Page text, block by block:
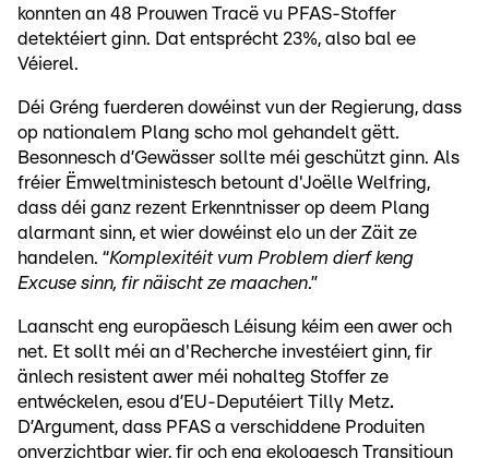
konnten an 48 Prouwen Tracë vu PFAS-Stoffer
detektéiert ginn. Dat entsprécht 23%, also bal ee
Véierel.
Déi Gréng fuerderen dowéinst vun der Regierung, dass
op nationalem Plang scho mol gehandelt gëtt.
Besonnesch d’Gewässer sollte méi geschützt ginn. Als
fréier Ëmweltministesch betount d'Joëlle Welfring,
dass déi ganz rezent Erkenntnisser op deem Plang
alarmant sinn, et wier dowéinst elo un der Zäit ze
handelen. “Komplexitéit vum Problem dierf keng
Excuse sinn, fir näischt ze maachen.”
Laanscht eng europäesch Léisung kéim een awer och
net. Et sollt méi an d'Recherche investéiert ginn, fir
änlech resistent awer méi nohalteg Stoffer ze
entwéckelen, esou d’EU-Deputéiert Tilly Metz.
D’Argument, dass PFAS a verschiddene Produiten
onverzichtbar wier, fir och eng ekologesch Transitioun